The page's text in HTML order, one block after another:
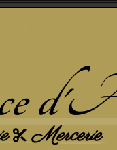
 Mercerie